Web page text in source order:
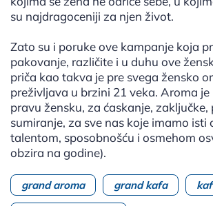
su najdragoceniji za njen život.
Zato su i poruke ove kampanje koja
pakovanje, različite i u duhu ove
priča kao takva je pre svega žensko
preživljava u brzini 21 veka. Aroma je
pravu žensku, za ćaskanje, zaključke,
sumiranje, za sve nas koje imamo isti
talentom, sposobnošću i osmehom
obzira na godine).
grand aroma grand kafa